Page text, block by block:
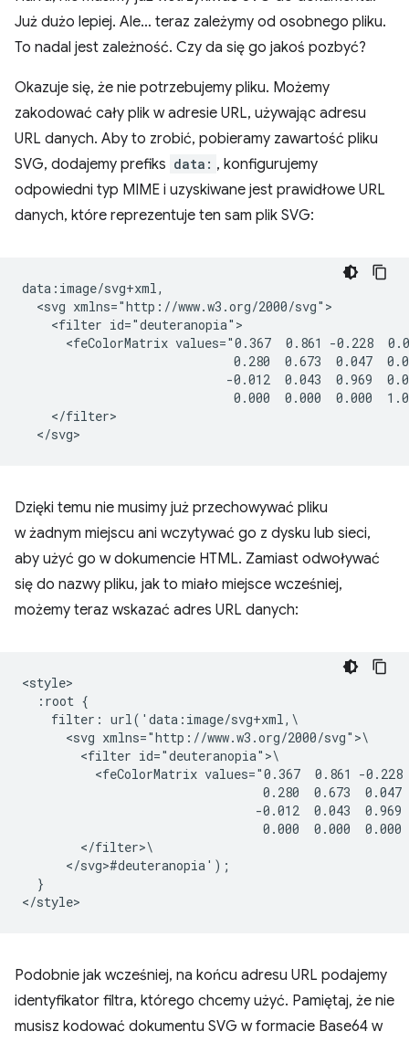
Już dużo lepiej. Ale… teraz zależymy od osobnego pliku.
To nadal jest zależność. Czy da się go jakoś pozbyć?
Okazuje się, że nie potrzebujemy pliku. Możemy
zakodować cały plik w adresie URL, używając adresu
URL danych. Aby to zrobić, pobieramy zawartość pliku
SVG, dodajemy prefiks data: , konfigurujemy
odpowiedni typ MIME i uzyskiwane jest prawidłowe URL
danych, które reprezentuje ten sam plik SVG:
data:image/svg+xml,
  <svg xmlns="http://www.w3.org/2000/svg">
    <filter id="deuteranopia">
<feColorMatrix values="0.367  0.861 -0.228
0.280  0.673  0.047
-0.012  0.043  0.969
0.000  0.000  0.000
    </filter>
Dzięki temu nie musimy już przechowywać pliku
w żadnym miejscu ani wczytywać go z dysku lub sieci,
aby użyć go w dokumencie HTML. Zamiast odwoływać
się do nazwy pliku, jak to miało miejsce wcześniej,
możemy teraz wskazać adres URL danych:
<style>
  :root {
    filter: url('data:image/svg+xml,\
      <svg xmlns="http://www.w3.org/2000/svg">\
        <filter id="deuteranopia">\
<feColorMatrix values="0.367  0.861 -0.228
0.280  0.673  0.047
-0.012  0.043  0.969
0.000  0.000  0.000
        </filter>\
      </svg>#deuteranopia');
  }
Podobnie jak wcześniej, na końcu adresu URL podajemy
identyfikator filtra, którego chcemy użyć. Pamiętaj, że nie
musisz kodować dokumentu SVG w formacie Base64 w